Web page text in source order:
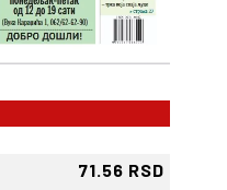
71.56 RSD